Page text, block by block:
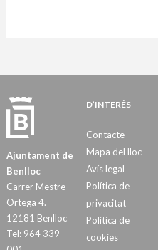
Ajuntament de
Benlloc
Carrer Mestre
Ortega 4.
12181 Benlloc
Tel: 964 339
D’INTERÉS
Contacte
Mapa del lloc
Avís legal
Política de
privacitat
Política de
cookies